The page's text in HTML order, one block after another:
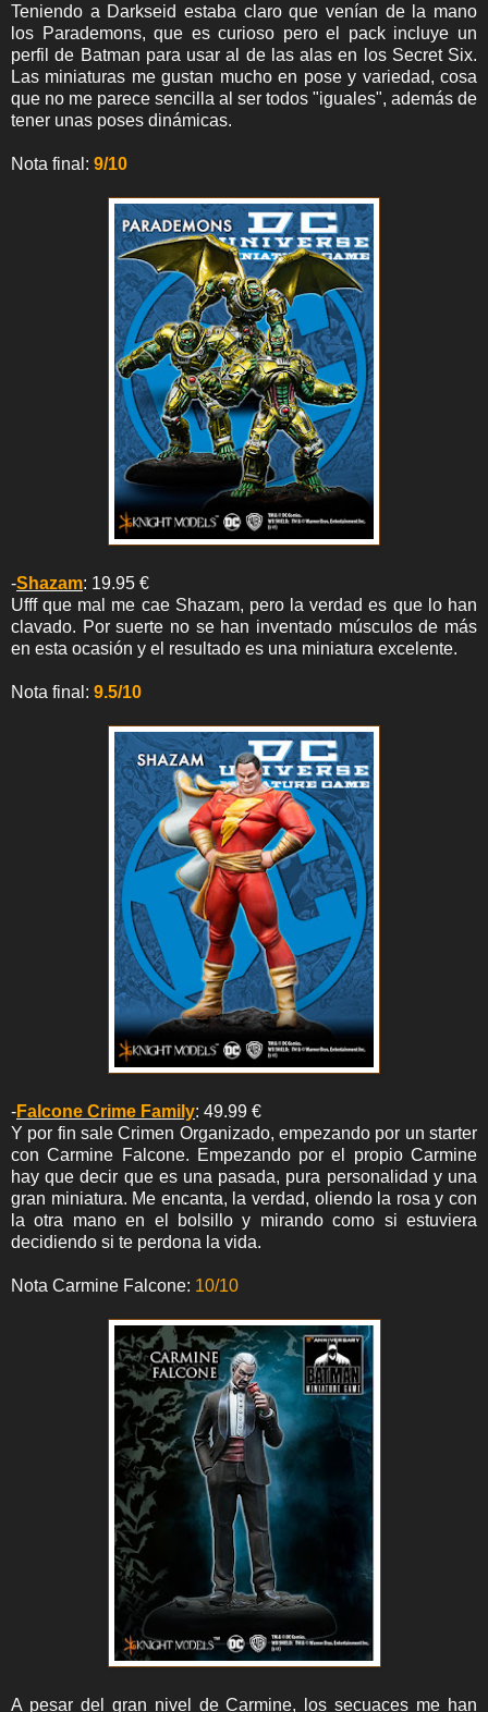
Teniendo a Darkseid estaba claro que venían de la mano
los Parademons, que es curioso pero el pack incluye un
perfil de Batman para usar al de las alas en los Secret Six.
Las miniaturas me gustan mucho en pose y variedad, cosa
que no me parece sencilla al ser todos "iguales", además de
tener unas poses dinámicas.
Nota final: 9/10
-Shazam: 19.95 €
Ufff que mal me cae Shazam, pero la verdad es que lo han
clavado. Por suerte no se han inventado músculos de más
en esta ocasión y el resultado es una miniatura excelente.
Nota final: 9.5/10
-Falcone Crime Family: 49.99 €
Y por fin sale Crimen Organizado, empezando por un starter
con Carmine Falcone. Empezando por el propio Carmine
hay que decir que es una pasada, pura personalidad y una
gran miniatura. Me encanta, la verdad, oliendo la rosa y con
la otra mano en el bolsillo y mirando como si estuviera
decidiendo si te perdona la vida.
Nota Carmine Falcone: 10/10
A pesar del gran nivel de Carmine, los secuaces me han